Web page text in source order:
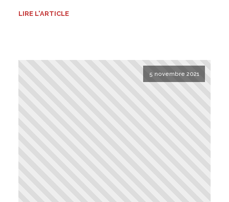
LIRE L'ARTICLE
5 novembre 2021